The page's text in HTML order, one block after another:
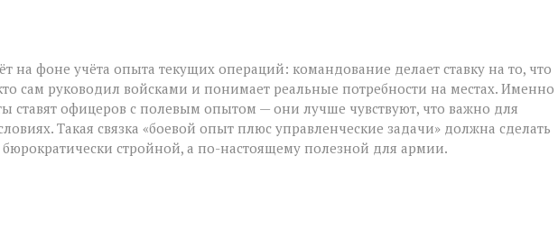
на фоне учёта опыта текущих операций: командование делает ставку на то, что
сам руководил войсками и понимает реальные потребности на местах. Именно
ставят офицеров с полевым опытом — они лучше чувствуют, что важно для
Такая связка «боевой опыт плюс управленческие задачи» должна сделать
стройной, а по-настоящему полезной для армии.